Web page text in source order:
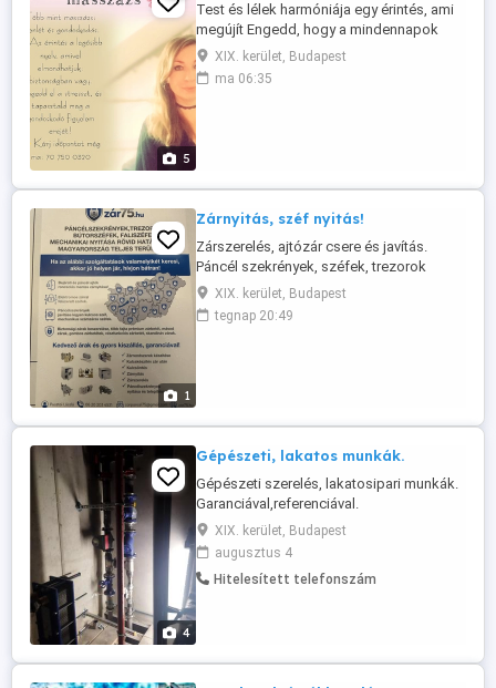
5
Test és lélek harmóniája egy érintés, ami
megújít Engedd, hogy a mindennapok
rohanása helyett a nyugalom és
feltöltődés vegye át a főszerepet.
Masszázsom célja nem csupán az izmok
XIX. kerület, Budapest
ma 06:35
1
Zárnyitás, széf nyitás!
Zárszerelés, ajtózár csere és javítás.
Páncél szekrények, széfek, trezorok
nyitása, 2 évtizedes szakmai
tapasztalattal. Rövid határidővel! Hívjon
bizalommal! tel: 0620 203 4531 web:
XIX. kerület, Budapest
tegnap 20:49
4
Gépészeti, lakatos munkák.
Gépészeti szerelés, lakatosipari munkák.
Garanciával,referenciával.
XIX. kerület, Budapest
augusztus 4
Hitelesített telefonszám